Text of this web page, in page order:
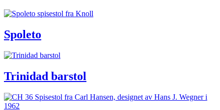
Spoleto
Trinidad barstol